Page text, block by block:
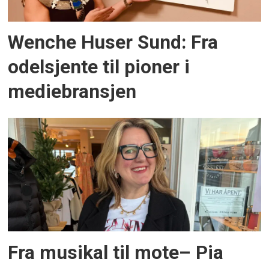
Wenche Huser Sund: Fra
odelsjente til pioner i
mediebransjen
Fra musikal til mote– Pia